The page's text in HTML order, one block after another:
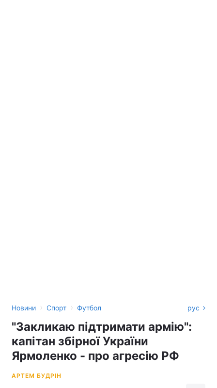
Новини › Спорт › Футбол рус
"Закликаю підтримати армію":
капітан збірної України
Ярмоленко - про агресію РФ
АРТЕМ БУДРІН